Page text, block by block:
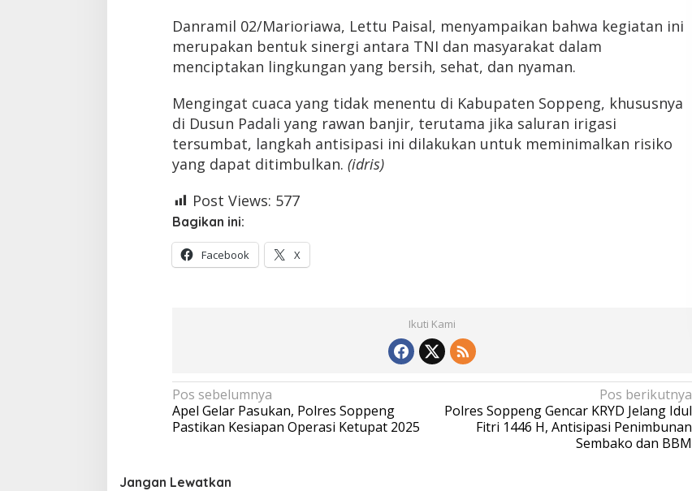
Danramil 02/Marioriawa, Lettu Paisal, menyampaikan bahwa kegiatan ini
merupakan bentuk sinergi antara TNI dan masyarakat dalam
menciptakan lingkungan yang bersih, sehat, dan nyaman.
Mengingat cuaca yang tidak menentu di Kabupaten Soppeng, khususnya
di Dusun Padali yang rawan banjir, terutama jika saluran irigasi
tersumbat, langkah antisipasi ini dilakukan untuk meminimalkan risiko
yang dapat ditimbulkan. (idris)
Post Views: 577
Bagikan ini:
Facebook X
Ikuti Kami
Navigasi
pos
Pos sebelumnya
Apel Gelar Pasukan, Polres Soppeng
Pastikan Kesiapan Operasi Ketupat 2025
Pos berikutnya
Polres Soppeng Gencar KRYD Jelang Idul
Fitri 1446 H, Antisipasi Penimbunan
Sembako dan BBM
Jangan Lewatkan